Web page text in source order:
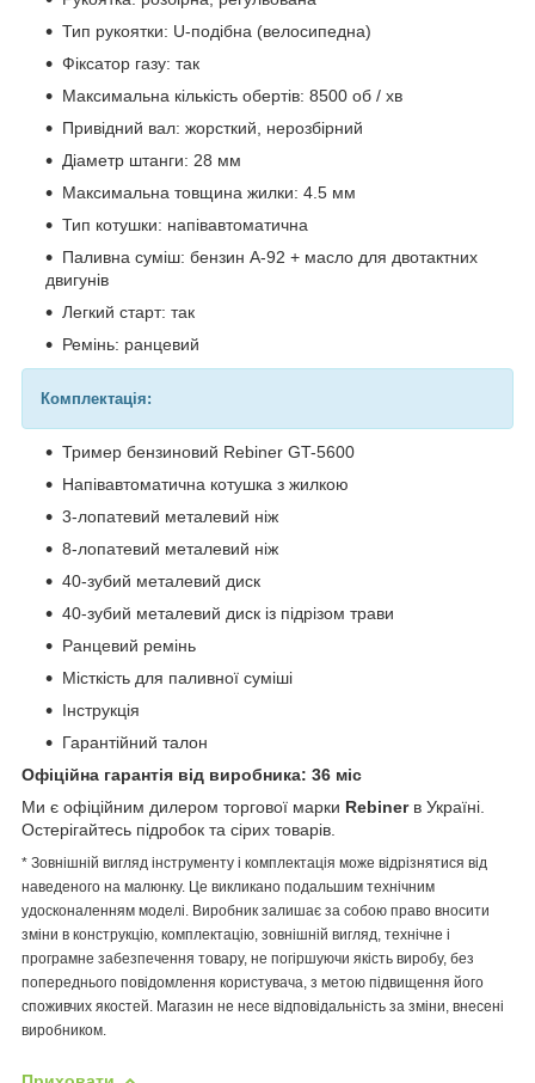
Тип рукоятки: U-подібна (велосипедна)
Фіксатор газу: так
Максимальна кількість обертів: 8500 об / хв
Привідний вал: жорсткий, нерозбірний
Діаметр штанги: 28 мм
Максимальна товщина жилки: 4.5 мм
Тип котушки: напівавтоматична
Паливна суміш: бензин А-92 + масло для двотактних
двигунів
Легкий старт: так
Ремінь: ранцевий
Комплектація:
Тример бензиновий Rebiner GT-5600
Напівавтоматична котушка з жилкою
3-лопатевий металевий ніж
8-лопатевий металевий ніж
40-зубий металевий диск
40-зубий металевий диск із підрізом трави
Ранцевий ремінь
Місткість для паливної суміші
Інструкція
Гарантійний талон
Офіційна гарантія від виробника: 36 міс
Ми є офіційним дилером торгової марки Rebinerв Україні.
Остерігайтесь підробок та сірих товарів.
* Зовнішній вигляд інструменту і комплектація може відрізнятися від
наведеного на малюнку. Це викликано подальшим технічним
удосконаленням моделі. Виробник залишає за собою право вносити
зміни в конструкцію, комплектацію, зовнішній вигляд, технічне і
програмне забезпечення товару, не погіршуючи якість виробу, без
попереднього повідомлення користувача, з метою підвищення його
споживчих якостей. Магазин не несе відповідальність за зміни, внесені
виробником.